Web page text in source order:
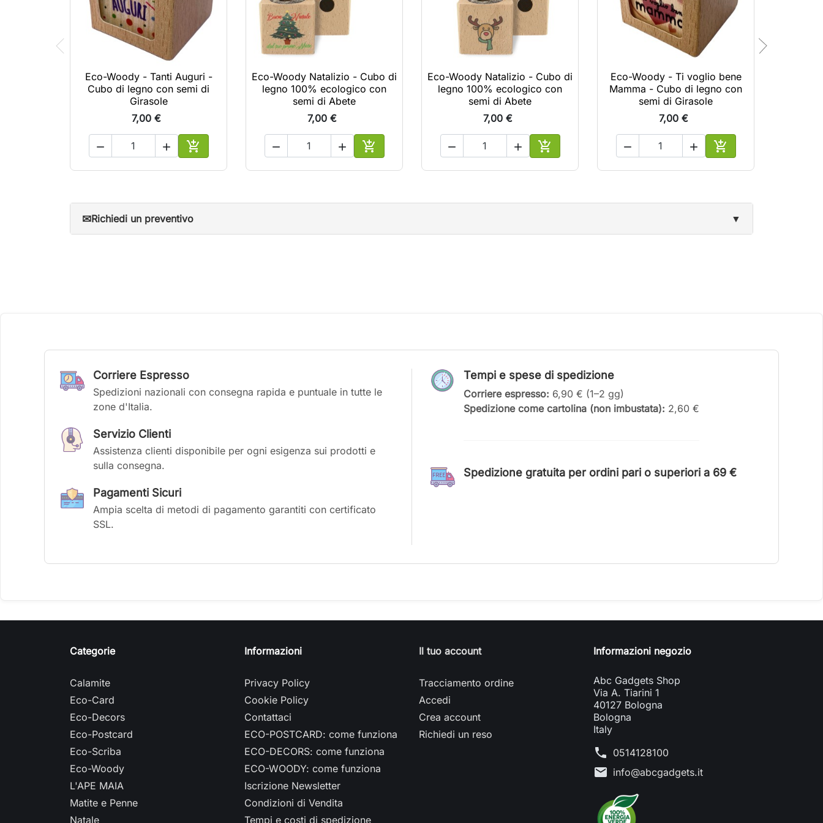
Eco-Woody - Tanti Auguri -
Cubo di legno con semi di
Girasole
7,00 €
  
Aggiungi al carrello
Eco-Woody Natalizio - Cubo di
legno 100% ecologico con
semi di Abete
7,00 €
  
Aggiungi al carrello
Eco-Woody Natalizio - Cubo di
legno 100% ecologico con
semi di Abete
7,00 €
  
Aggiungi al carrello
Eco-Woody - Ti voglio bene
Mamma - Cubo di legno con
semi di Girasole
7,00 €
  
Aggiungi al carrello
✉Richiedi un preventivo ▼
Corriere Espresso
Spedizioni nazionali con consegna rapida e puntuale in tutte le
zone d'Italia.
Servizio Clienti
Assistenza clienti disponibile per ogni esigenza sui prodotti e
sulla consegna.
Pagamenti Sicuri
Ampia scelta di metodi di pagamento garantiti con certificato
SSL.
Tempi e spese di spedizione
Corriere espresso: 6,90 € (1–2 gg)
Spedizione come cartolina (non imbustata): 2,60 €
Spedizione gratuita per ordini pari o superiori a 69 €
Categorie
Calamite
Eco-Card
Eco-Decors
Eco-Postcard
Eco-Scriba
Eco-Woody
L'APE MAIA
Matite e Penne
Natale
Informazioni
Privacy Policy
Cookie Policy
Contattaci
ECO-POSTCARD: come funziona
ECO-DECORS: come funziona
ECO-WOODY: come funziona
Iscrizione Newsletter
Condizioni di Vendita
Tempi e costi di spedizione
Il tuo account
Tracciamento ordine
Accedi
Crea account
Richiedi un reso
Informazioni negozio
Abc Gadgets Shop
Via A. Tiarini 1
40127 Bologna
Bologna
Italy
phone 0514128100
mail info@abcgadgets.it